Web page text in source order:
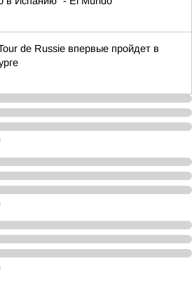
de Russie впервые пройдет в